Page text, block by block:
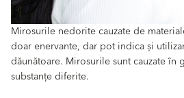
Mirosurile nedorite cauzate de
doar enervante, dar pot indica și
dăunătoare. Mirosurile sunt cauzate în
substanțe diferite.